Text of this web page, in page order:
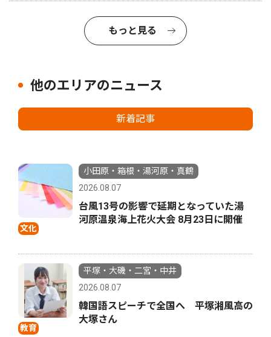
もっと見る
他のエリアのニュース
新着記事
文化
小田原・箱根・湯河原・真鶴
2026.08.07
台風13号の影響で延期となっていた湯
河原温泉海上花火大会 8月23日に開催
教育
平塚・大磯・二宮・中井
2026.08.07
韓国語スピーチで全国へ 平塚湘風高の
大塚さん